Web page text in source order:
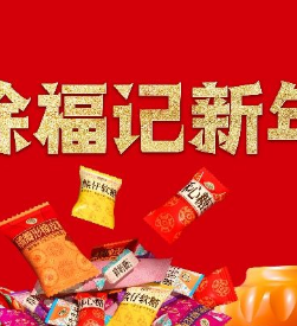
被開除黨籍
老翁 被判監14個月及停牌5年
ETF蝕1.5億
睛彩人生」白內障義診計劃
起訴
術探索文化表達新路徑